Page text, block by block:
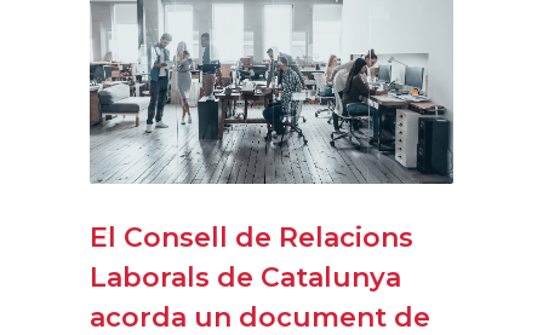
El Consell de Relacions
Laborals de Catalunya
acorda un document de